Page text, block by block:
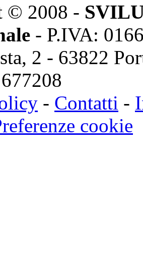
© 2008 -
- P.IVA:
2 - 63822
- Contatti -
cookie